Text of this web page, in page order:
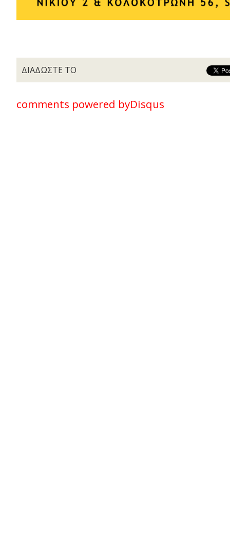
ΔΙΑΔΩΣΤΕ ΤΟ
comments powered byDisqus